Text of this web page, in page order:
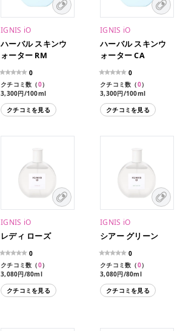
IGNIS iO
ハーバル スキンウ
ォーター RM
0
クチコミ数（0）
3,300円/100ml
クチコミを見る
IGNIS iO
ハーバル スキンウ
ォーター CA
0
クチコミ数（0）
3,300円/100ml
クチコミを見る
IGNIS iO
レディ ローズ
0
クチコミ数（0）
3,080円/80ml
クチコミを見る
IGNIS iO
シアー グリーン
0
クチコミ数（0）
3,080円/80ml
クチコミを見る